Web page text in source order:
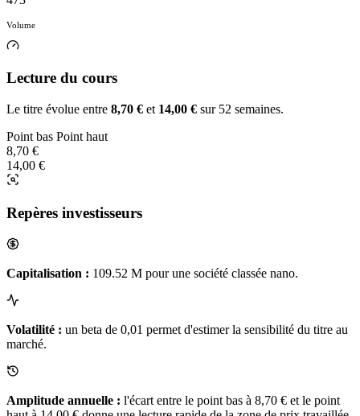
Volume
Lecture du cours
Le titre évolue entre 8,70 € et 14,00 € sur 52 semaines.
Point bas Point haut
8,70 €
14,00 €
Repères investisseurs
Capitalisation : 109.52 M pour une société classée nano.
Volatilité : un beta de 0,01 permet d'estimer la sensibilité du titre au
marché.
Amplitude annuelle : l'écart entre le point bas à 8,70 € et le point